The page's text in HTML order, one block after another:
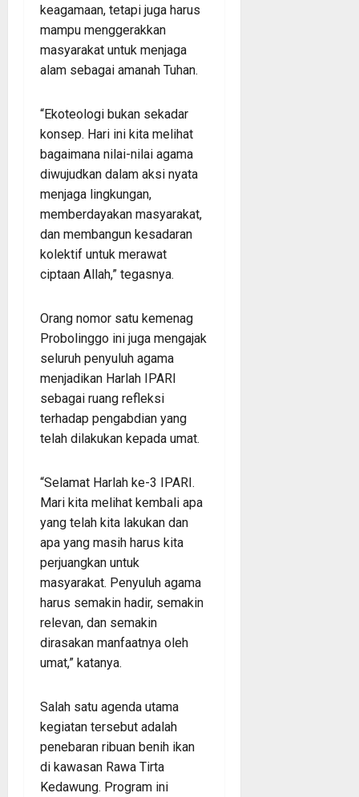
keagamaan, tetapi juga harus
mampu menggerakkan
masyarakat untuk menjaga
alam sebagai amanah Tuhan.
“Ekoteologi bukan sekadar
konsep. Hari ini kita melihat
bagaimana nilai-nilai agama
diwujudkan dalam aksi nyata
menjaga lingkungan,
memberdayakan masyarakat,
dan membangun kesadaran
kolektif untuk merawat
ciptaan Allah,” tegasnya.
Orang nomor satu kemenag
Probolinggo ini juga mengajak
seluruh penyuluh agama
menjadikan Harlah IPARI
sebagai ruang refleksi
terhadap pengabdian yang
telah dilakukan kepada umat.
“Selamat Harlah ke-3 IPARI.
Mari kita melihat kembali apa
yang telah kita lakukan dan
apa yang masih harus kita
perjuangkan untuk
masyarakat. Penyuluh agama
harus semakin hadir, semakin
relevan, dan semakin
dirasakan manfaatnya oleh
umat,” katanya.
Salah satu agenda utama
kegiatan tersebut adalah
penebaran ribuan benih ikan
di kawasan Rawa Tirta
Kedawung. Program ini